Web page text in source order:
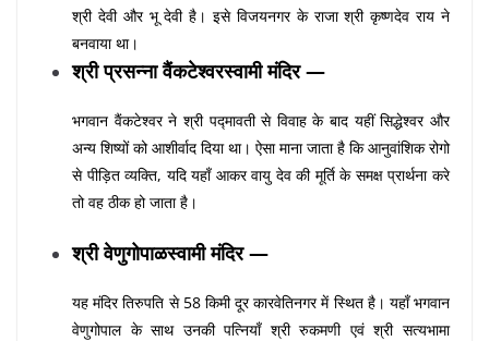
श्री देवी और भू देवी है। इसे विजयनगर के राजा श्री कृष्णदेव राय ने
बनवाया था।
श्री प्रसन्ना वैंकटेश्वरस्वामी मंदिर —
भगवान वैंकटेश्वर ने श्री पद्मावती से विवाह के बाद यहीं सिद्धेश्वर और
अन्य शिष्यों को आशीर्वाद दिया था। ऐसा माना जाता है कि आनुवांशिक रोगो
से पीड़ित व्यक्ति, यदि यहाँ आकर वायु देव की मूर्ति के समक्ष प्रार्थना करे
तो वह ठीक हो जाता है।
श्री वेणुगोपाळस्वामी मंदिर —
यह मंदिर तिरुपति से 58 किमी दूर कारवेतिनगर में स्थित है। यहाँ भगवान
वेणुगोपाल के साथ उनकी पत्नियाँ श्री रुकमणी एवं श्री सत्यभामा